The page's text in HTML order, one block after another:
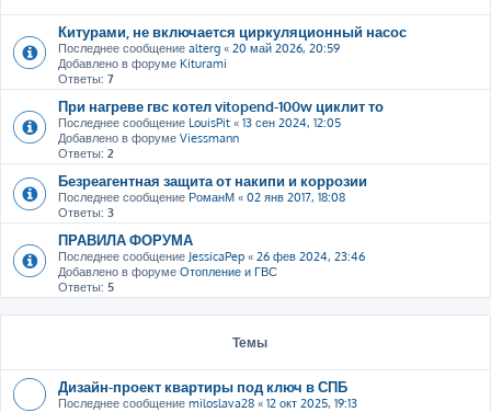
Китурами, не включается циркуляционный насос
Последнее сообщение alterg « 20 май 2026, 20:59
Добавлено в форуме Kiturami
Ответы: 7
При нагреве гвс котел vitopend-100w циклит то
Последнее сообщение LouisPit « 13 сен 2024, 12:05
Добавлено в форуме Viessmann
Ответы: 2
Безреагентная защита от накипи и коррозии
Последнее сообщение РоманМ « 02 янв 2017, 18:08
Ответы: 3
ПРАВИЛА ФОРУМА
Последнее сообщение JessicaPep « 26 фев 2024, 23:46
Добавлено в форуме Отопление и ГВС
Ответы: 5
Темы
Дизайн-проект квартиры под ключ в СПБ
Последнее сообщение miloslava28 « 12 окт 2025, 19:13